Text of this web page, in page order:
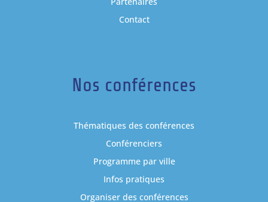
Contact
Nos conférences
Thématiques des conférences
Conférenciers
Programme par ville
Infos pratiques
Organiser des conférences